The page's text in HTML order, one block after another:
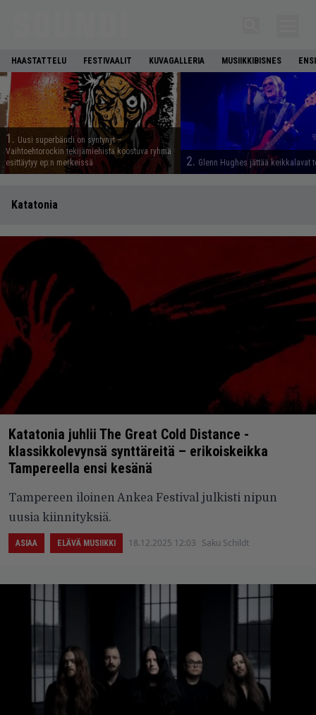
HAASTATTELU FESTIVAALIT KUVAGALLERIA MUSIIKKIBISNES
1. Uusi superbändi on syntynyt –
Vaihtoehtorockin tekijämiehistä koostuva ryhmä
esittäytyy ep:n merkeissä
2. Glenn Hughes jättää keikkalavat
Katatonia
Katatonia juhlii The Great Cold Distance -
klassikkolevynsä synttäreitä – erikoiskeikka
Tampereella ensi kesänä
Tampereen iloinen Ankea Festival julkisti nipun
uusia kiinnityksiä.
ASIAA ELÄVÄ MUSIIKKI 18.12.2025 12:03 Saku Schildt